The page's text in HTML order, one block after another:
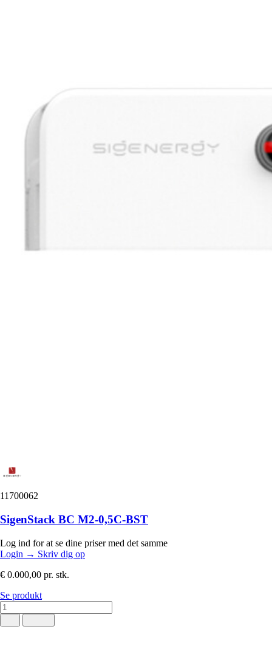
11700062
SigenStack BC M2-0,5C-BST
Log ind for at se dine priser med det samme
Login → Skriv dig op
€ 0.000,00 pr. stk.
Se produkt